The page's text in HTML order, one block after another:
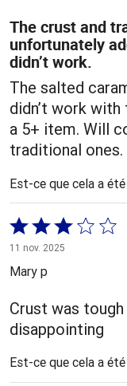
The crust and
unfortunately
didn’t work.
The salted
didn’t work
a 5+ item. Will
traditional ones.
Est-ce que cela a
Coté
3 sur
5
11 nov. 2025
Mary p
Crust was
disappointing
Est-ce que cela a